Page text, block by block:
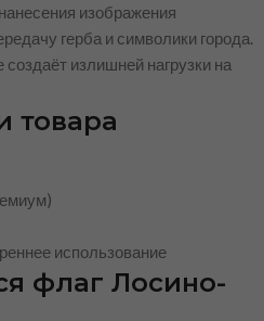
изображения
герба и символики города.
излишней нагрузки на
товара
использование
флаг Лосино-